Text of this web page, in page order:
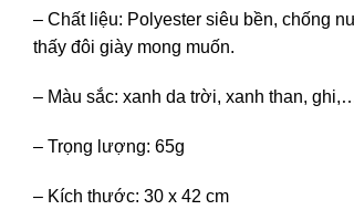
– Chất liệu: Polyester siêu bền, chống
thấy đôi giày mong muốn.
– Màu sắc: xanh da trời, xanh than,
– Trọng lượng: 65g
– Kích thước: 30 x 42 cm